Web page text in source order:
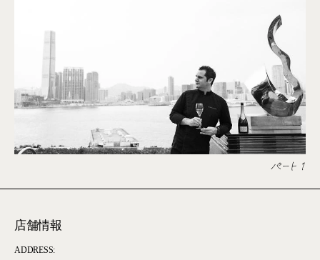
パート 1
店舗情報
ADDRESS: